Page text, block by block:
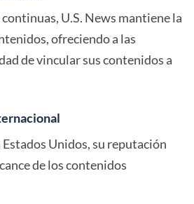
U.S. News mantiene la
ofreciendo a las
de vincular sus contenidos a
Unidos, su reputación
de los contenidos